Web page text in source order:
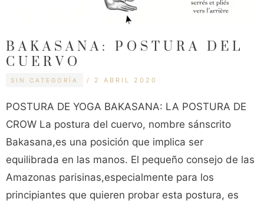
BAKASANA: POSTURA DEL
CUERVO
SIN CATEGORÍA
2 ABRIL 2020
POSTURA DE YOGA BAKASANA: LA POSTURA DE
CROW La postura del cuervo, nombre sánscrito
Bakasana,es una posición que implica ser
equilibrada en las manos. El pequeño consejo de las
Amazonas parisinas,especialmente para los
principiantes que quieren probar esta postura, es